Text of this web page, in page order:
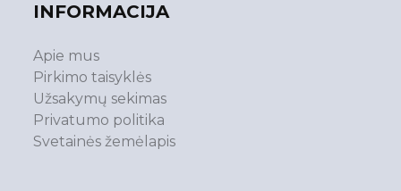
INFORMACIJA
Apie mus
Pirkimo taisyklės
Užsakymų sekimas
Privatumo politika
Svetainės žemėlapis